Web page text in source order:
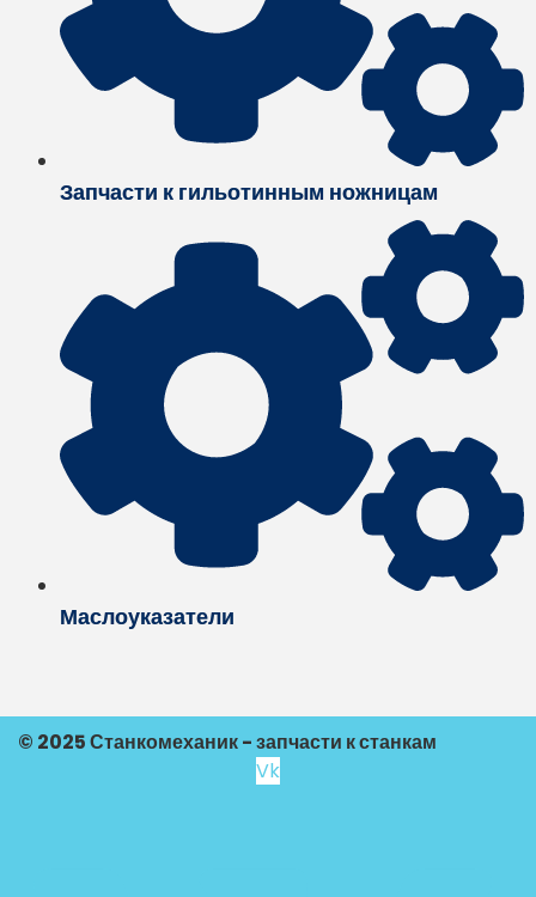
Запчасти к гильотинным ножницам
Маслоуказатели
© 2025 Станкомеханик - запчасти к станкам
Vk